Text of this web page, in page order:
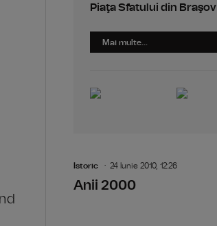
Piaţa Sfatului din Braşov
Mai multe...
Istoric 24 Iunie 2010, 12:26
Anii 2000